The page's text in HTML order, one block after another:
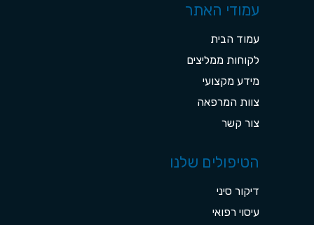
עמודי האתר
עמוד הבית
לקוחות ממליצים
מידע מקצועי
צוות המרפאה
צור קשר
הטיפולים שלנו
דיקור סיני
עיסוי רפואי